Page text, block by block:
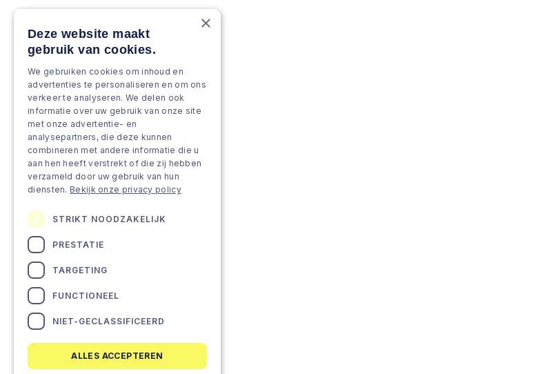
×
Deze website maakt
gebruik van cookies.
We gebruiken cookies om inhoud en
advertenties te personaliseren en om ons
verkeer te analyseren. We delen ook
informatie over uw gebruik van onze site
met onze advertentie- en
analysepartners, die deze kunnen
combineren met andere informatie die u
aan hen heeft verstrekt of die zij hebben
verzameld door uw gebruik van hun
diensten. Bekijk onze privacy policy
STRIKT NOODZAKELIJK
PRESTATIE
TARGETING
FUNCTIONEEL
NIET-GECLASSIFICEERD
ALLES ACCEPTEREN